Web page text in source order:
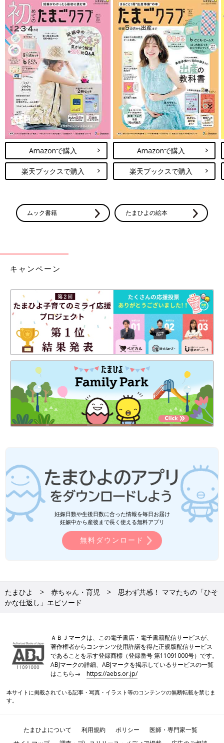
Amazonで購入
楽天ブックスで購入
Amazonで購入
楽天ブックスで購入
ムック書籍 たまひよの絵本
キャンペーン
妊娠日数や生後日数に合った情報を毎日お届け
妊娠中から産後まで長く使える無料アプリ
無料ダウンロード
たまひよ 赤ちゃん・育児
思わず共感！ ママたちの「ひそ
かな仕返し」エピソード
ＡＢＪマークは、この電子書店・電子書籍配信サービスが、
著作権者からコンテンツ使用許諾を得た正規版配信サービス
であることを示す登録商標（登録番号 第11091000号）です。
ABJマークの詳細、ABJマークを掲示しているサービスの一覧
はこちら→https://aebs.or.jp/
本サイトに掲載されている記事・写真・イラスト等のコンテンツの無断転載を禁じま
す。
たまひよについて 利用規約 ポリシー
医師・専門家一覧